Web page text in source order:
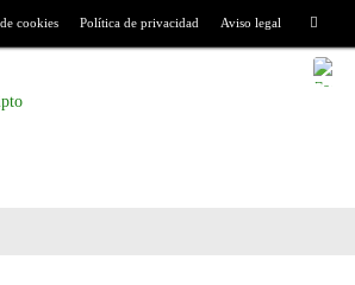
cookies Política de privacidad Aviso legal